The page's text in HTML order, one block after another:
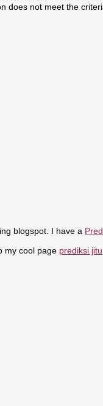
does not meet the
blogspot. I have a
my cool page prediksi jitu